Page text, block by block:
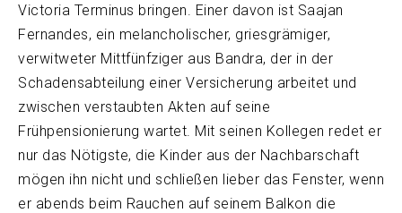
Victoria Terminus bringen. Einer davon ist Saajan
Fernandes, ein melancholischer, griesgrämiger,
verwitweter Mittfünfziger aus Bandra, der in der
Schadensabteilung einer Versicherung arbeitet und
zwischen verstaubten Akten auf seine
Frühpensionierung wartet. Mit seinen Kollegen redet er
nur das Nötigste, die Kinder aus der Nachbarschaft
mögen ihn nicht und schließen lieber das Fenster, wenn
er abends beim Rauchen auf seinem Balkon die